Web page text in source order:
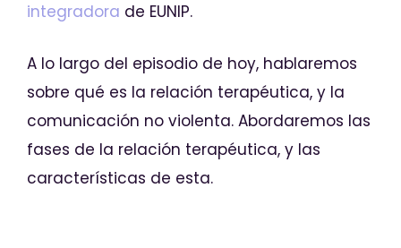
integradora de EUNIP.
A lo largo del episodio de hoy, hablaremos
sobre qué es la relación terapéutica, y la
comunicación no violenta. Abordaremos las
fases de la relación terapéutica, y las
características de esta.